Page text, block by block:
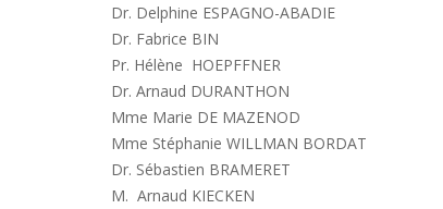
Dr. Delphine ESPAGNO-ABADIE
Dr. Fabrice BIN
Pr. Hélène HOEPFFNER
Dr. Arnaud DURANTHON
Mme Marie DE MAZENOD
Mme Stéphanie WILLMAN BORDAT
Dr. Sébastien BRAMERET
M. Arnaud KIECKEN